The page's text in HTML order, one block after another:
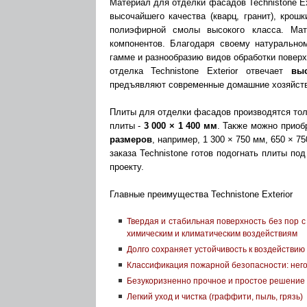
Материал для отделки фасадов Technistone
высочайшего качества (кварц, гранит),
полиэфирной смолы высокого класса.
компонентов. Благодаря своему
гамме и разнообразию видов обработки
отделка Technistone Exterior отвечает
предъявляют современные домашние
Плиты для отделки фасадов производятся
плиты - 3 000 × 1 400 мм. Также можно
размеров, например, 1 300 × 750 мм, 650 ×
заказа Technistone готов подогнать плиты
проекту.
Главные преимущества Technistone Exterior
Твердая и стабильная поверхность без пор
химическим и климатическим воздействиям
Долго сохраняет устойчивость к
Классификация пожарной безопасности:
Безукоризненно прочное и простое
Легкий уход и чистка (граффити, пыль, грязь)